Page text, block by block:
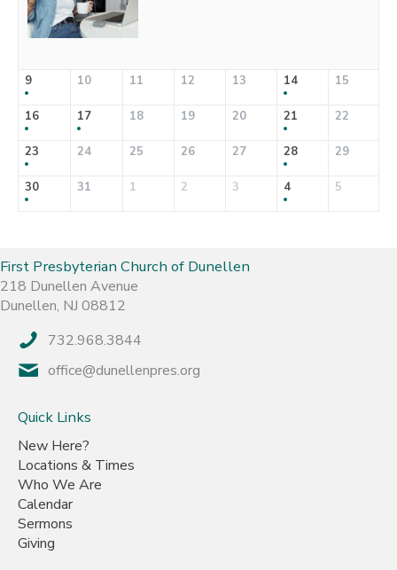
9 10 11 12 13 14 15
16 17 18 19 20 21 22
23 24 25 26 27 28 29
30 31 1 2 3 4 5
First Presbyterian Church of Dunellen
218 Dunellen Avenue
Dunellen, NJ 08812
732.968.3844
office@dunellenpres.org
Quick Links
New Here?
Locations & Times
Who We Are
Calendar
Sermons
Giving